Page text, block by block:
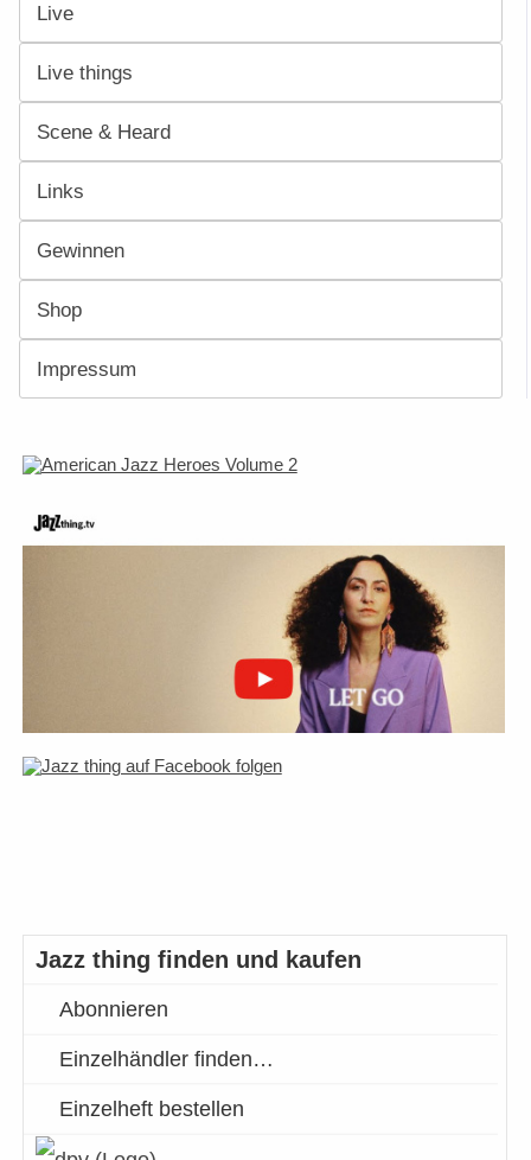
Live
Live things
Scene & Heard
Links
Gewinnen
Shop
Impressum
Jazz thing finden und kaufen
Abonnieren
Einzelhändler finden…
Einzelheft bestellen